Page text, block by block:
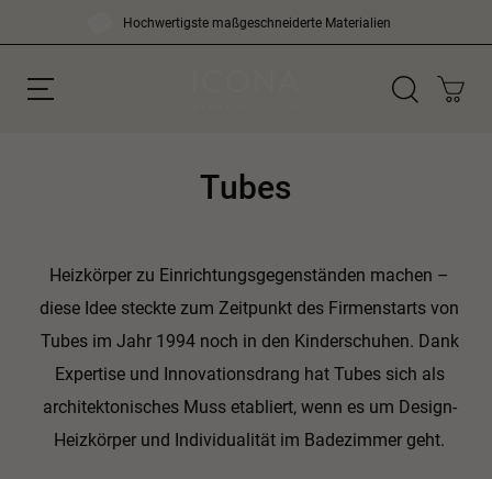
to
content
Hochwertigste maßgeschneiderte Materialien
Tubes
Heizkörper zu Einrichtungsgegenständen machen –
diese Idee steckte zum Zeitpunkt des Firmenstarts von
Tubes im Jahr 1994 noch in den Kinderschuhen. Dank
Expertise und Innovationsdrang hat Tubes sich als
architektonisches Muss etabliert, wenn es um Design-
Heizkörper und Individualität im Badezimmer geht.